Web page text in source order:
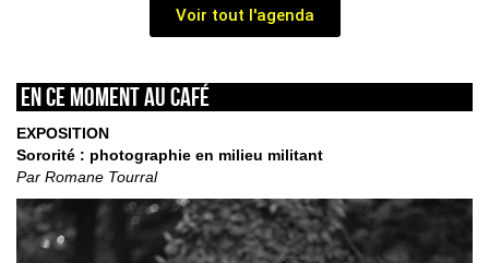
Voir tout l'agenda
En ce moment au café
EXPOSITION
Sororité : photographie en milieu militant
Par Romane Tourral